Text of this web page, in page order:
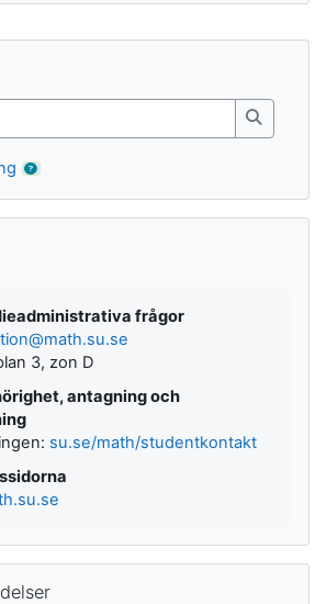
block
Sök
frågor
3, zon D
antagning och
su.se/math/studentkontakt